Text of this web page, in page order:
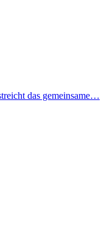
das gemeinsame…